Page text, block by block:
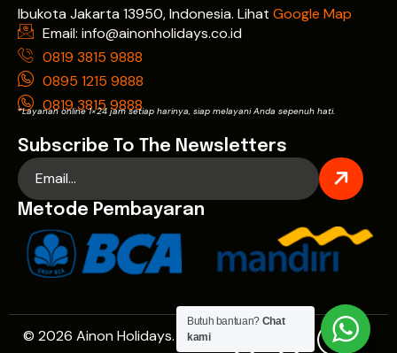
Ibukota Jakarta 13950, Indonesia. Lihat Google Map
Email: info@ainonholidays.co.id
0819 3815 9888
0895 1215 9888
0819 3815 9888
*Layanan online 1×24 jam setiap harinya, siap melayani Anda sepenuh hati.
Subscribe To The Newsletters
Metode Pembayaran
© 2026 Ainon Holidays. All
Butuh bantuan? Chat
kami